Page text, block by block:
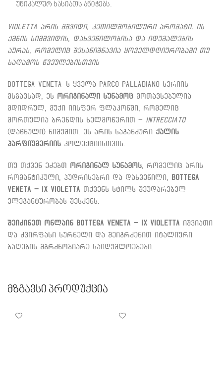
უნიკალურ ხასიათს ანიჭებს.
Violetta არის მშვიდი, კეთილშობილური არომატი. ის
ქმნის სიმშვიდის, დახვეწილობისა და იდუმალების
აურას, რომელიც შესანიშნავია ყოველდღიურობაში თუ
საღამოს წვეულებისთვის
Bottega Veneta-ს ყველა Parco Palladiano სერიის
მსგავსად, ეს
ორიგინალი სუნამოც მოთავსებულია
მდიდრულ, მუქი იისფერ ფლაკონში, რომელიც
მორთულია ბრენდის ხელმოწერით – Intrecciato
(დაწნული) ნიმუშით. ეს არის საგანძური ქალის
პარფიუმერიის კოლექციისთვის.
თუ თქვენ ეძებთ ორიგინალ სუნამოს , რომელიც არის
რომანტიკული, პუდრისებრი და დახვეწილი,
Bottega
Veneta – IX Violetta თქვენს სტილს შეუდარებელ
ელეგანტურობას შესძენს.
შეიძინეთ ონლაინ Bottega Veneta – IX Violetta იშვიათი
და ძვირფასი სურნელი და შეიგრძენით იტალიური
ბაღების მგრძნობიარე საიდუმლოებები.
Მზგავსი Პროდუქცია